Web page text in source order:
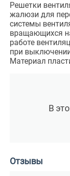
Решетки
жалюзи для
системы
вращающихся
работе
при
Материал
В
Отзывы